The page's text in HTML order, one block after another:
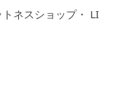
トネスショップ・ LI